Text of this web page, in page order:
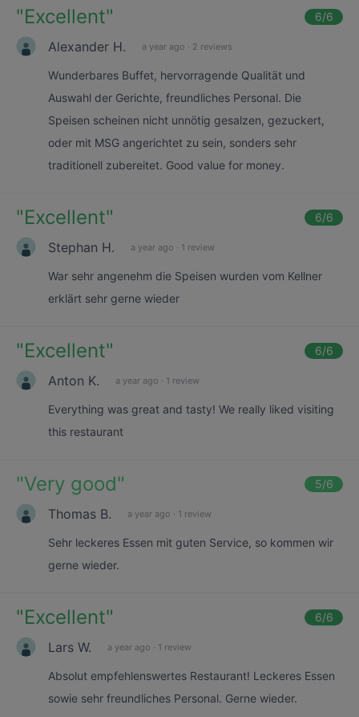
"Excellent" 6/6
Alexander H. a year ago · 2 reviews
Wunderbares Buffet, hervorragende Qualität und
Auswahl der Gerichte, freundliches Personal. Die
Speisen scheinen nicht unnötig gesalzen, gezuckert,
oder mit MSG angerichtet zu sein, sonders sehr
traditionell zubereitet. Good value for money.
"Excellent" 6/6
Stephan H. a year ago · 1 review
War sehr angenehm die Speisen wurden vom Kellner
erklärt sehr gerne wieder
"Excellent" 6/6
Anton K. a year ago · 1 review
Everything was great and tasty! We really liked visiting
this restaurant
"Very good" 5/6
Thomas B. a year ago · 1 review
Sehr leckeres Essen mit guten Service, so kommen wir
gerne wieder.
"Excellent" 6/6
Lars W. a year ago · 1 review
Absolut empfehlenswertes Restaurant! Leckeres Essen
sowie sehr freundliches Personal. Gerne wieder.